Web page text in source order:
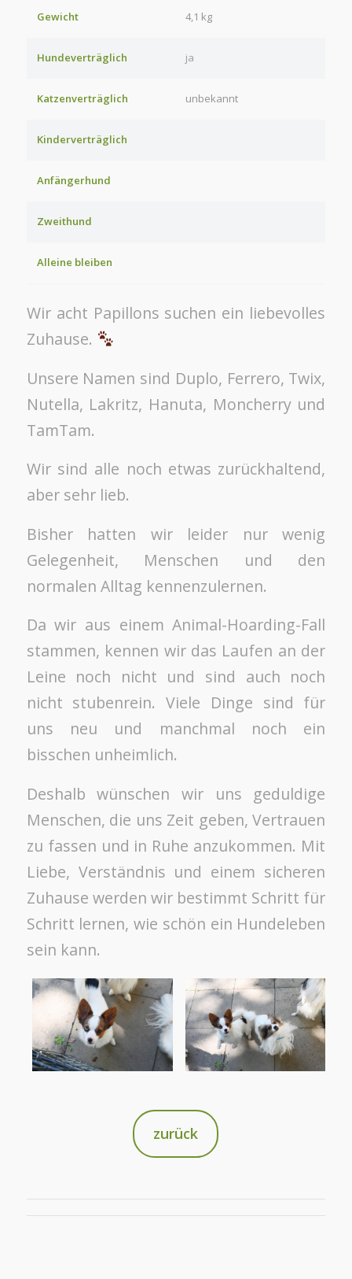
Gewicht 4,1 kg
Hundeverträglich ja
Katzenverträglich unbekannt
Kinderverträglich
Anfängerhund
Zweithund
Alleine bleiben
Wir acht Papillons suchen ein liebevolles
Zuhause.
Unsere Namen sind Duplo, Ferrero, Twix,
Nutella, Lakritz, Hanuta, Moncherry und
TamTam.
Wir sind alle noch etwas zurückhaltend,
aber sehr lieb.
Bisher hatten wir leider nur wenig
Gelegenheit, Menschen und den
normalen Alltag kennenzulernen.
Da wir aus einem Animal-Hoarding-Fall
stammen, kennen wir das Laufen an der
Leine noch nicht und sind auch noch
nicht stubenrein. Viele Dinge sind für
uns neu und manchmal noch ein
bisschen unheimlich.
Deshalb wünschen wir uns geduldige
Menschen, die uns Zeit geben, Vertrauen
zu fassen und in Ruhe anzukommen. Mit
Liebe, Verständnis und einem sicheren
Zuhause werden wir bestimmt Schritt für
Schritt lernen, wie schön ein Hundeleben
sein kann.
zurück